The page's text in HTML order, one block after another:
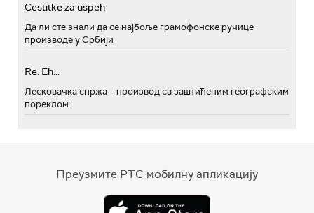
Cestitke za uspeh
Да ли сте знали да се најбоље грамофонске ручице
производе у Србији
Re: Eh...
Лесковачка спржа – производ са заштићеним географским
пореклом
Преузмите РТС мобилну апликацију